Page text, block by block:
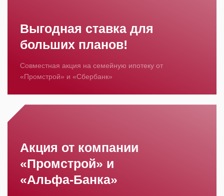
Выгодная ставка для
больших планов!
Совместная акция на семейную ипотеку от
«Промстрой» и «Сбербанк»
Акция от компании
«Промстрой» и
«Альфа‑Банка»